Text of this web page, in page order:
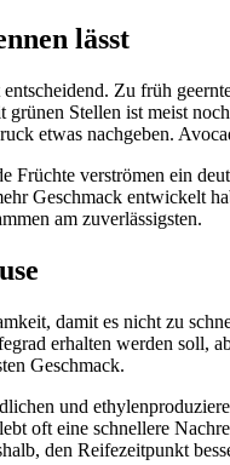
lässt
Zu früh
Stellen ist meist
etwas nachgeben.
verströmen ein
Geschmack entwickelt
am zuverlässigsten.
damit es nicht zu
erhalten werden
Geschmack.
und
oft eine schnellere
den Reifezeitpunkt